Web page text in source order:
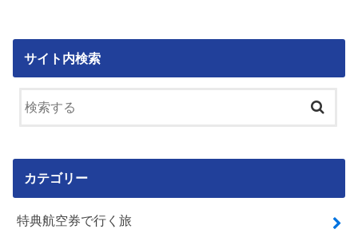
サイト内検索
カテゴリー
特典航空券で行く旅